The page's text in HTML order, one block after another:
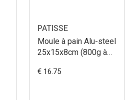
PATISSE
Moule à pain Alu-steel
25x15x8cm (800g à
€ 16.75